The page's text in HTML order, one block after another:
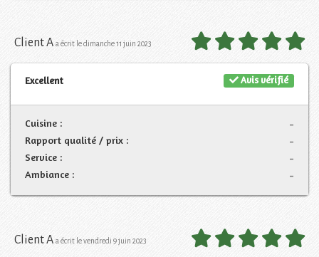
Client A a écrit le dimanche 11 juin 2023
Avis vérifié
Excellent
-
Cuisine :
-
Rapport qualité / prix :
-
Service :
-
Ambiance :
Client A a écrit le vendredi 9 juin 2023